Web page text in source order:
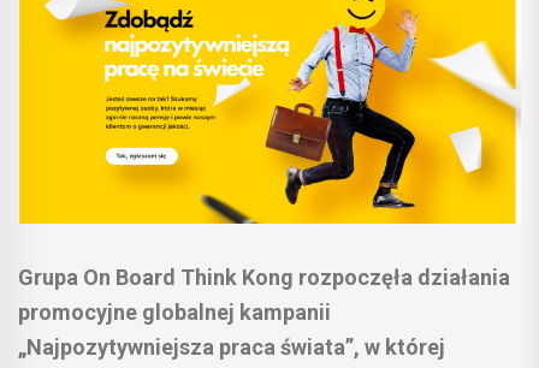
Grupa On Board Think Kong rozpoczęła działania
promocyjne globalnej kampanii
„Najpozytywniejsza praca świata”, w której